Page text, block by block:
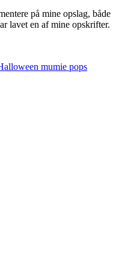
på mine opslag, både
lavet en af mine opskrifter.
mumie pops